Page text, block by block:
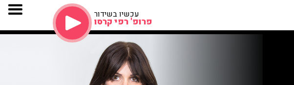
עכשיו בשידור
פרופ' רפי קרסו